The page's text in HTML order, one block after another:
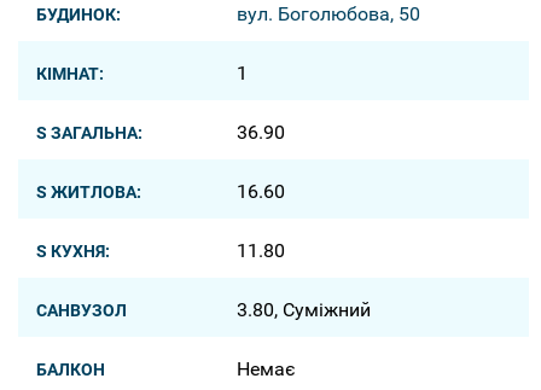
БУДИНОК: вул. Боголюбова, 50
КІМНАТ: 1
S ЗАГАЛЬНА: 36.90
S ЖИТЛОВА: 16.60
S КУХНЯ: 11.80
САНВУЗОЛ 3.80, Суміжний
БАЛКОН Немає